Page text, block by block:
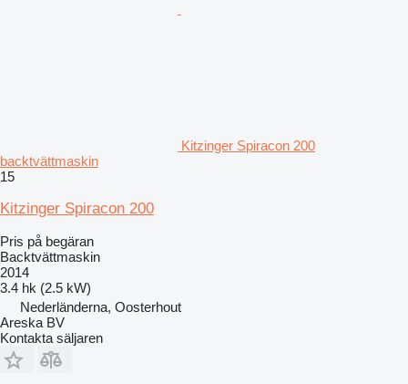
Kitzinger Spiracon 200
backtvättmaskin
15
Kitzinger Spiracon 200
Pris på begäran
Backtvättmaskin
2014
3.4 hk (2.5 kW)
Nederländerna, Oosterhout
Areska BV
Kontakta säljaren